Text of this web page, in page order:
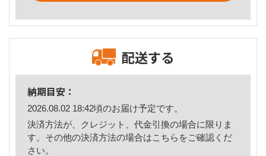
配送する
納期目安：
2026.08.02 18:42頃のお届け予定です。
決済方法が、クレジット、代金引換の場合に限りま
す。その他の決済方法の場合はこちら をご確認くだ
さい。